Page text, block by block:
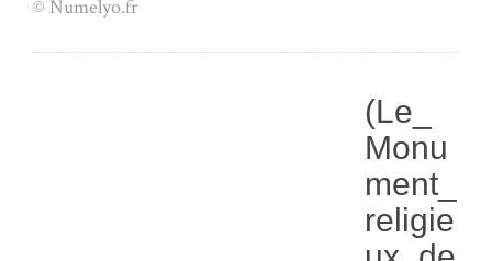
© Numelyo.fr
(Le_
Monu
ment_
religie